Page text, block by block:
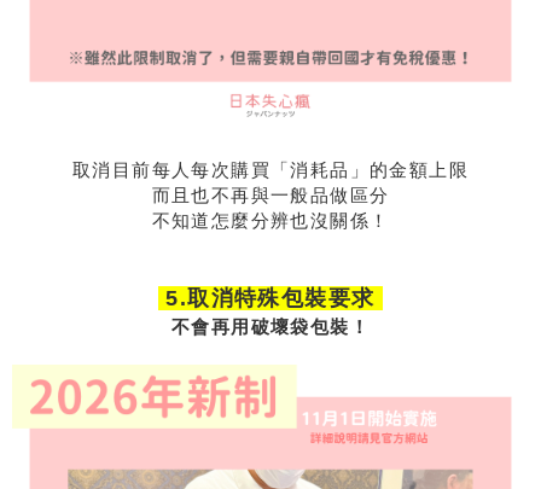
取消目前每人每次購買「消耗品」的金額上限
而且也不再與一般品做區分
不知道怎麼分辨也沒關係！
5.取消特殊包裝要求
不會再用破壞袋包裝！